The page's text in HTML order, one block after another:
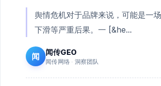
舆情危机对于品牌来说，可能是一
下滑等严重后果。一 [&he...
闻 闻传GEO
闻传网络 · 洞察团队